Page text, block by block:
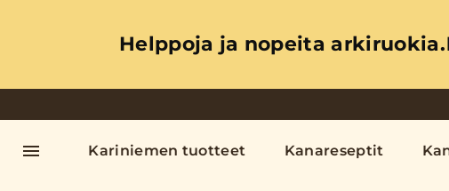
Helppoja ja nopeita arkiruokia.
Kariniemen tuotteet Kanareseptit